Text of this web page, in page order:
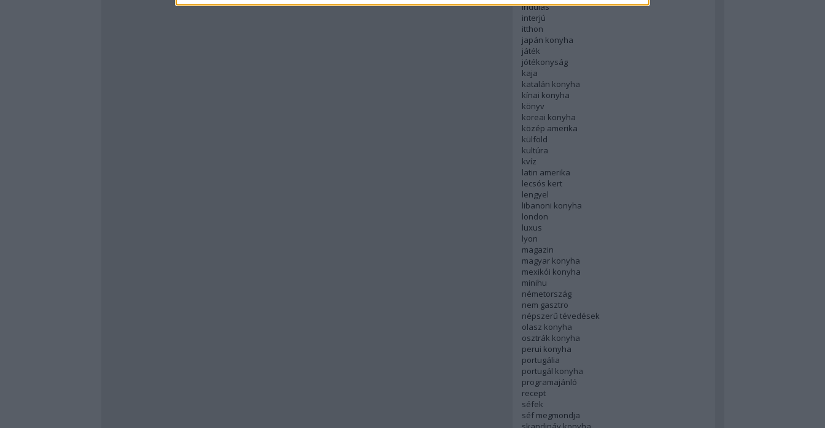
indulás
interjú
itthon
japán konyha
játék
jótékonyság
kaja
katalán konyha
kínai konyha
könyv
koreai konyha
közép amerika
külföld
kultúra
kvíz
latin amerika
lecsós kert
lengyel
libanoni konyha
london
luxus
lyon
magazin
magyar konyha
mexikói konyha
minihu
németország
nem gasztro
népszerű tévedések
olasz konyha
osztrák konyha
perui konyha
portugália
portugál konyha
programajánló
recept
séfek
séf megmondja